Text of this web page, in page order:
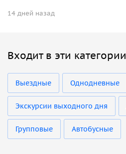
14 дней назад
Входит в эти категории
Выездные Однодневные
Экскурсии выходного дня
Групповые Автобусные